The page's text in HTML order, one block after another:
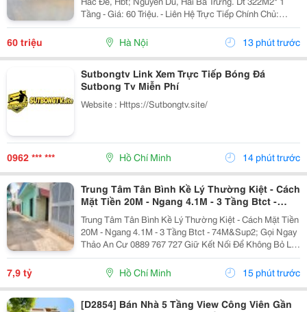
Tầng - Giá: 60 Triệu. - Liên Hệ Trực Tiếp Chính Chủ:
0942854881 - Vỉa Hè Lớn, Mặt Tiền Rộng, Thoáng. - Vị
Trí Ngay Gần Ngã Ba, Khu Đông Dân Cư,...
60 triệu Hà Nội 13 phút trước
Sutbongtv Link Xem Trực Tiếp Bóng Đá
Sutbong Tv Miễn Phí
Website : Https://Sutbongtv.site/
0962 *** *** Hồ Chí Minh 14 phút trước
Trung Tâm Tân Bình Kề Lý Thường Kiệt - Cách
Mặt Tiền 20M - Ngang 4.1M - 3 Tầng Btct -
74M²
Trung Tâm Tân Bình Kề Lý Thường Kiệt - Cách Mặt Tiền
20M - Ngang 4.1M - 3 Tầng Btct - 74M&Sup2; Gọi Ngay
Thảo An Cư 0889 767 727 Giữ Kết Nối Để Không Bỏ Lỡ
Cơ Hội Sở Hữu Tài Sản Giá Tốt Nhất Khu Vực. Bạn
Mua Nhà Để Tích Sản Lâu Dài?...
7,9 tỷ Hồ Chí Minh 15 phút trước
[D2854] Bán Nhà 5 Tầng View Công Viên Gần